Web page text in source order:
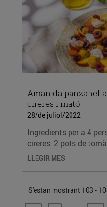
Amanida
cireres i mató
28/de juliol/2022
Ingredients per a 4
cireres 2 pots de
LLEGIR MÉS
S'estan mostrant 103 -